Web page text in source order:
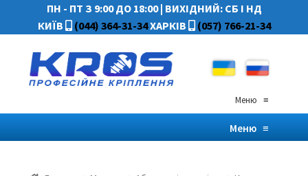
ПН - ПТ З 9:00 ДО 18:00| ВИХІДНИЙ: СБ І НД
КИЇВ
(044) 364-31-34ХАРКІВ (057) 766-21-34
Меню≡
Меню≡